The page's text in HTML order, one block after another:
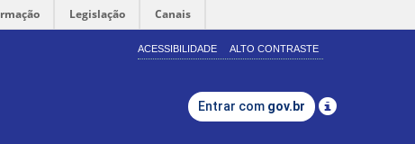
Legislação Canais
ACESSIBILIDADE ALTO CONTRASTE
Entrar com gov.br